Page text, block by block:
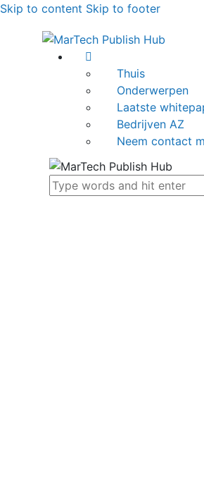
Skip to content Skip to footer
Thuis
Onderwerpen
Laatste
Bedrijven AZ
Neem contact